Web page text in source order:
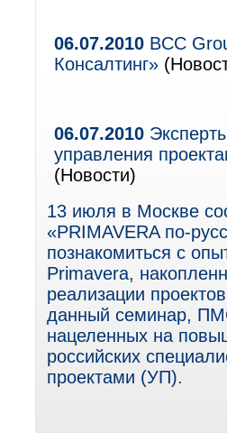
06.07.2010 BCC
Консалтинг»
06.07.2010
управления
(Новости)
13 июля в Москве
«PRIMAVERA по-
познакомиться с
Primavera,
реализации
данный семинар,
нацеленных на
российских
проектами (УП).